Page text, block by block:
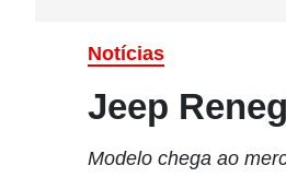
Notícias
Jeep
Modelo chega ao